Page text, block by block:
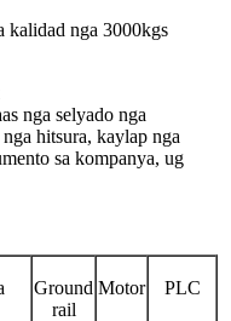
kalidad nga 3000kgs
nga selyado nga
hitsura, kaylap nga
sa kompanya, ug
Ground
rail
Motor PLC